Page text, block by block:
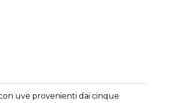
uve provenienti dai cinque